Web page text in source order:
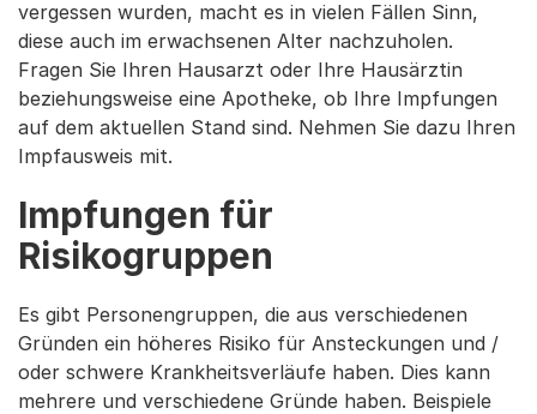
vergessen wurden, macht es in vielen Fällen Sinn,
diese auch im erwachsenen Alter nachzuholen.
Fragen Sie Ihren Hausarzt oder Ihre Hausärztin
beziehungsweise eine Apotheke, ob Ihre Impfungen
auf dem aktuellen Stand sind. Nehmen Sie dazu Ihren
Impfausweis mit.
Impfungen für
Risikogruppen
Es gibt Personengruppen, die aus verschiedenen
Gründen ein höheres Risiko für Ansteckungen und /
oder schwere Krankheitsverläufe haben. Dies kann
mehrere und verschiedene Gründe haben. Beispiele